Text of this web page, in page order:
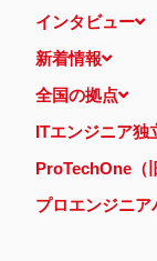
インタビュー
新着情報
全国の拠点
ITエンジニア独
ProTechOne（
プロエンジニア